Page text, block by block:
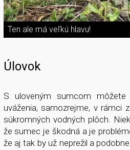
Ten ale má veľkú hlavu!
Úlovok
S uloveným sumcom môžete
uváženia, samozrejme, v rámci
súkromných vodných plôch.
že sumec je škodná a je
že aj tak by už neprežil a